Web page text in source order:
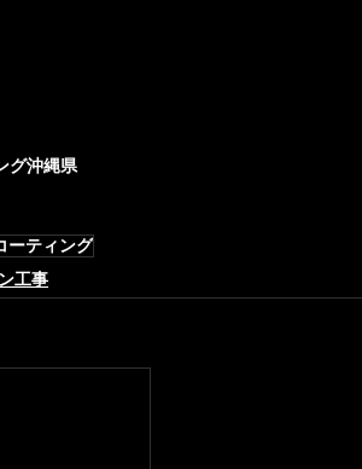
グ沖縄県
ーティング
工事